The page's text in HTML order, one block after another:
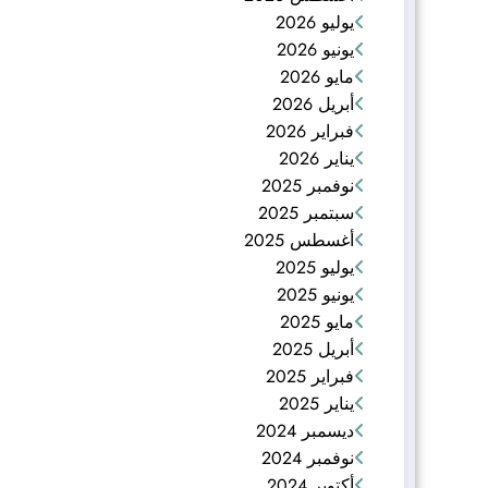
يوليو 2026
يونيو 2026
مايو 2026
أبريل 2026
فبراير 2026
يناير 2026
نوفمبر 2025
سبتمبر 2025
أغسطس 2025
يوليو 2025
يونيو 2025
مايو 2025
أبريل 2025
فبراير 2025
يناير 2025
ديسمبر 2024
نوفمبر 2024